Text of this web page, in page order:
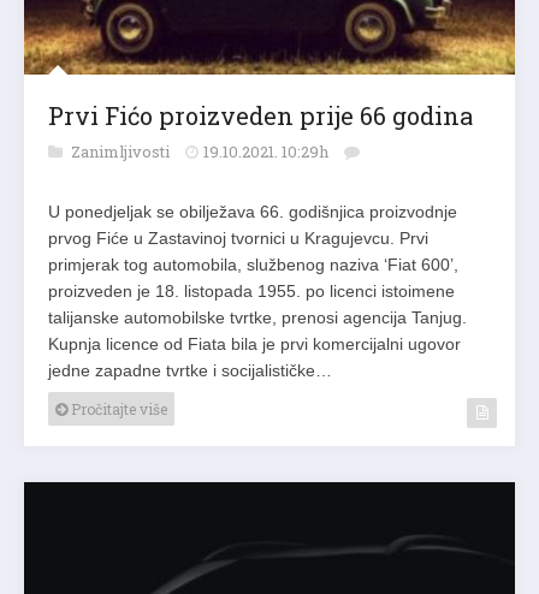
Prvi Fićo proizveden prije 66 godina
Zanimljivosti 19.10.2021. 10:29h
U ponedjeljak se obilježava 66. godišnjica proizvodnje
prvog Fiće u Zastavinoj tvornici u Kragujevcu. Prvi
primjerak tog automobila, službenog naziva ‘Fiat 600’,
proizveden je 18. listopada 1955. po licenci istoimene
talijanske automobilske tvrtke, prenosi agencija Tanjug.
Kupnja licence od Fiata bila je prvi komercijalni ugovor
jedne zapadne tvrtke i socijalističke…
Pročitajte više